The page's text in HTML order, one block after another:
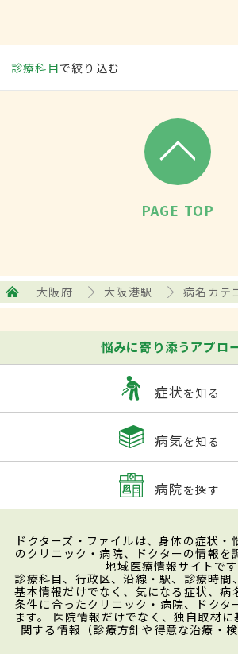
診療科目で絞り込む
PAGE TOP
大阪府 大阪港駅 病名カテ
悩みに寄り添うアプロ
症状を知る
病気を知る
病院を探す
ドクターズ・ファイルは、身体の症状・
のクリニック・病院、ドクターの情報を
地域医療情報サイトです
診療科目、行政区、沿線・駅、診療時間
基本情報だけでなく、気になる症状、病
条件に合ったクリニック・病院、ドクタ
ます。 医院情報だけでなく、独自取材に
関する情報（診療方針や得意な治療・検